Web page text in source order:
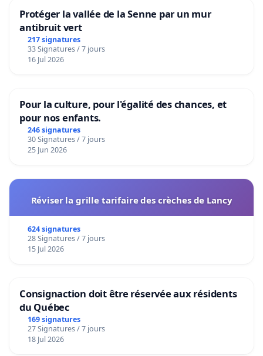
Protéger la vallée de la Senne par un mur
antibruit vert
217 signatures
33 Signatures / 7 jours
16 Jul 2026
Pour la culture, pour l'égalité des chances, et
pour nos enfants.
246 signatures
30 Signatures / 7 jours
25 Jun 2026
Réviser la grille tarifaire des crèches de Lancy
624 signatures
28 Signatures / 7 jours
15 Jul 2026
Consignaction doit être réservée aux résidents
du Québec
169 signatures
27 Signatures / 7 jours
18 Jul 2026